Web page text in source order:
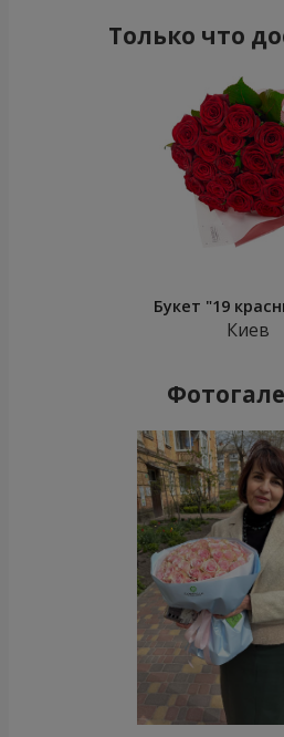
Только что
Букет "19
Киев